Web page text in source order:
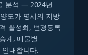
분석 — 2024년
도가 명시의 지방
활성화, 변경등록
계, 매물별
내합니다.